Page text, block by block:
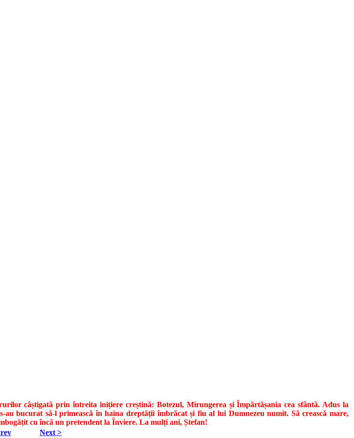
câștigată prin întreita inițiere creștină: Botezul, Mirungerea și Împărtășania cea sfântă. Adus la
bucurat să-l primească în haina dreptății îmbrăcat și fiu al lui Dumnezeu numit. Să crească mare,
cu încă un pretendent la Înviere. La mulți ani, Ștefan!
Next >